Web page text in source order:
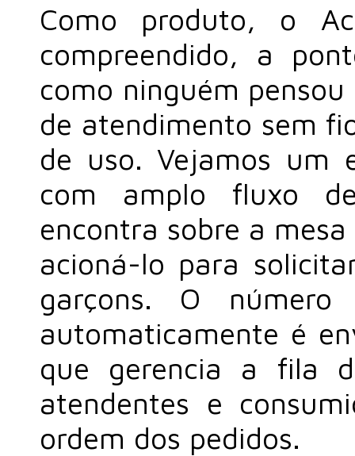
Como produto, o
compreendido, a
como ninguém
de atendimento sem
de uso. Vejamos um
com amplo fluxo
encontra sobre a
acioná-lo para
garçons. O
automaticamente é
que gerencia a fila
atendentes e
ordem dos pedidos.